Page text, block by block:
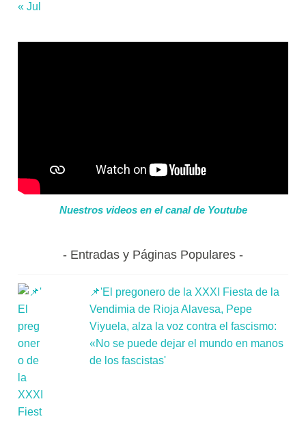
« Jul
Nuestros videos en el canal de Youtube
Entradas y Páginas Populares
📌'El pregonero de la XXXI Fiesta de la
Vendimia de Rioja Alavesa, Pepe
Viyuela, alza la voz contra el fascismo:
«No se puede dejar el mundo en manos
de los fascistas'